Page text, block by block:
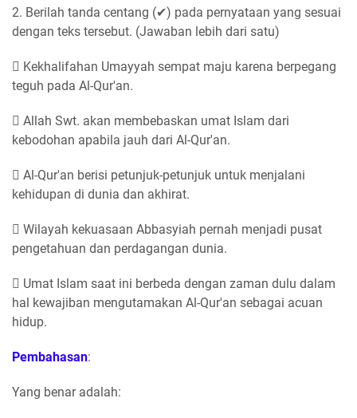
2. Berilah tanda centang (✔) pada pernyataan yang sesuai
dengan teks tersebut. (Jawaban lebih dari satu)
 Kekhalifahan Umayyah sempat maju karena berpegang
teguh pada Al-Qur'an.
 Allah Swt. akan membebaskan umat Islam dari
kebodohan apabila jauh dari Al-Qur'an.
 Al-Qur'an berisi petunjuk-petunjuk untuk menjalani
kehidupan di dunia dan akhirat.
 Wilayah kekuasaan Abbasyiah pernah menjadi pusat
pengetahuan dan perdagangan dunia.
 Umat Islam saat ini berbeda dengan zaman dulu dalam
hal kewajiban mengutamakan Al-Qur'an sebagai acuan
hidup.
Pembahasan:
Yang benar adalah: